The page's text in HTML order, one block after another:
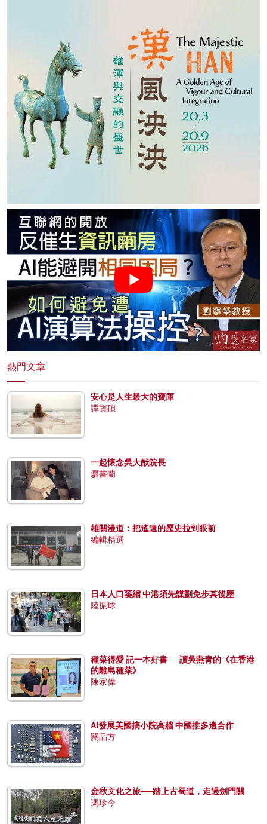
熱門文章
安心是人生最大的寶庫
譚寶碩
一起懷念吳大猷院長
廖書蘭
雄關漫道：把遙遠的歷史拉到眼前
編輯精選
日本人口萎縮 中港須先謀劃免步其後塵
陸振球
種菜得愛 記一本好書──讀吳燕青的《在香港
的離島種菜》
陳家偉
AI發展美國搞小院高牆 中國推多邊合作
關品方
金秋文化之旅──踏上古蜀道，走過劍門關
馮珍今